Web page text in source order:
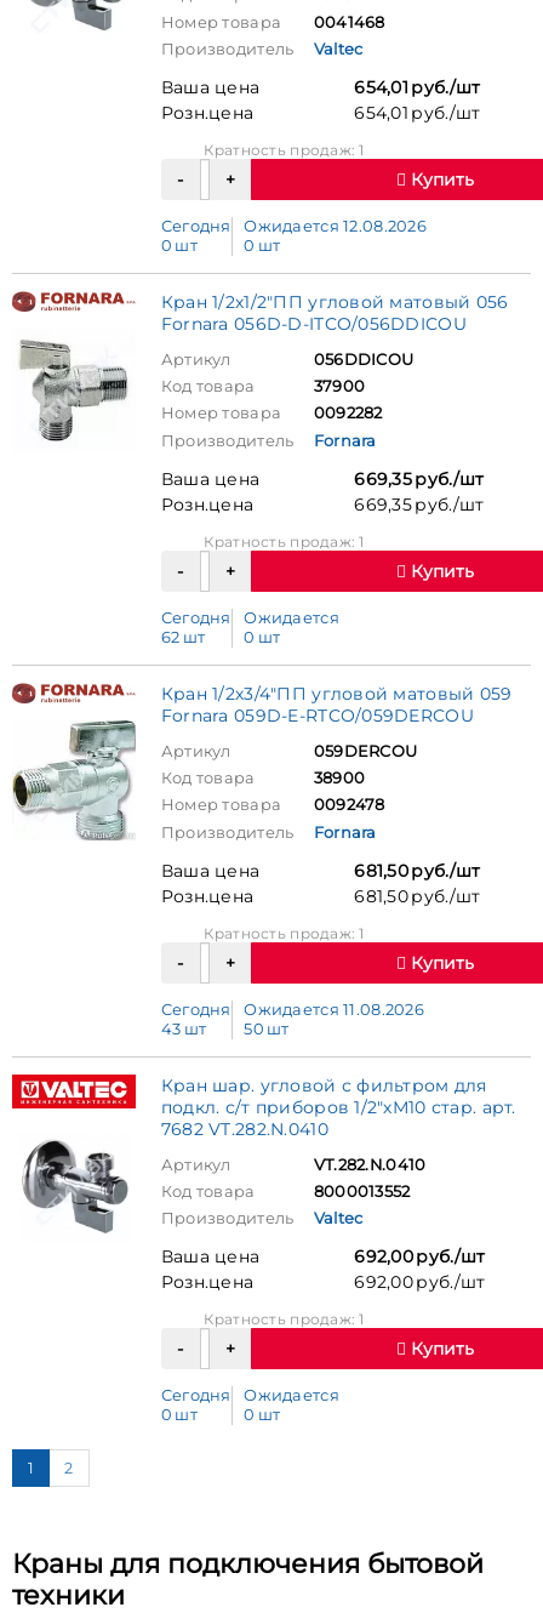
Номер товара
0041468
Производитель
Valtec
Ваша цена
654,01 руб./шт
Розн.цена
654,01 руб./шт
Кратность продаж: 1
Купить
Сегодня
0 шт
Ожидается 12.08.2026
0 шт
Кран 1/2х1/2"ПП угловой матовый 056
Fornara 056D-D-ITCO/056DDICOU
Артикул
056DDICOU
Код товара
37900
Номер товара
0092282
Производитель
Fornara
Ваша цена
669,35 руб./шт
Розн.цена
669,35 руб./шт
Кратность продаж: 1
Купить
Сегодня
62 шт
Ожидается
0 шт
Кран 1/2х3/4"ПП угловой матовый 059
Fornara 059D-E-RTCO/059DERCOU
Артикул
059DERCOU
Код товара
38900
Номер товара
0092478
Производитель
Fornara
Ваша цена
681,50 руб./шт
Розн.цена
681,50 руб./шт
Кратность продаж: 1
Купить
Сегодня
43 шт
Ожидается 11.08.2026
50 шт
Кран шар. угловой с фильтром для
подкл. с/т приборов 1/2"хМ10 стар. арт.
7682 VT.282.N.0410
Артикул
VT.282.N.0410
Код товара
8000013552
Производитель
Valtec
Ваша цена
692,00 руб./шт
Розн.цена
692,00 руб./шт
Кратность продаж: 1
Купить
Сегодня
0 шт
Ожидается
0 шт
1 2
Краны для подключения бытовой
техники